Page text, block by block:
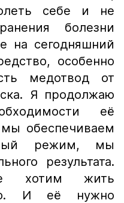
себе и не
болезни
на сегодняшний
особенно
медотвод от
Я продолжаю
её
обеспечиваем
режим, мы
результата.
хотим жить
И её нужно